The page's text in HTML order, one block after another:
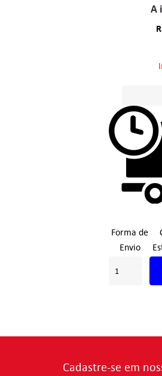
A
Forma de
Envio
Cadastre-se em